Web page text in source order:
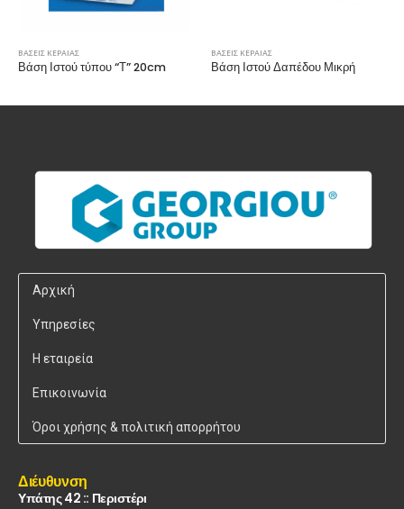
ΒΑΣΕΙΣ ΚΕΡΑΙΑΣ
Βάση Ιστού τύπου “Τ” 20cm
ΒΑΣΕΙΣ ΚΕΡΑΙΑΣ
Βάση Ιστού Δαπέδου Μικρή
Αρχική
Υπηρεσίες
Η εταιρεία
Επικοινωνία
Όροι χρήσης & πολιτική απορρήτου
Διέυθυνση
Υπάτης 42 :: Περιστέρι